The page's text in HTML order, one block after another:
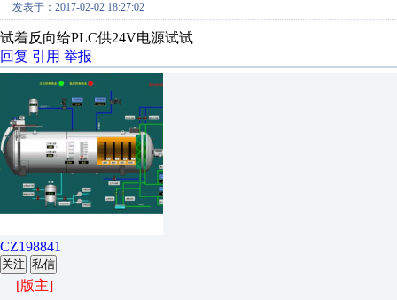
发表于：2017-02-02 18:27:02
试着反向给PLC供24V电源试试
回复 引用 举报
CZ198841
关注 私信
[版主]